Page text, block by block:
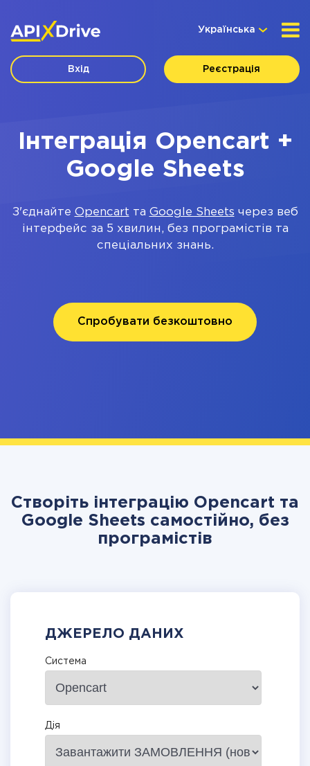
Українська
Вхід Реєстрація
Інтеграція Opencart +
Google Sheets
З'єднайте Opencart та Google Sheets через веб
інтерфейс за 5 хвилин, без програмістів та
спеціальних знань.
Спробувати безкоштовно
Створіть інтеграцію Opencart та
Google Sheets самостійно, без
програмістів
ДЖЕРЕЛО ДАНИХ
Система
Дія